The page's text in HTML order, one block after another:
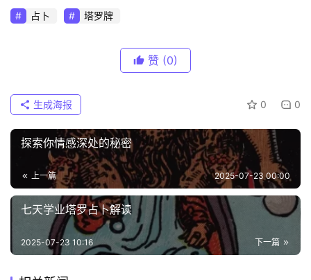
占卜 塔罗牌
赞 (0)
0 0
生成海报
探索你情感深处的秘密
上一篇 2025-07-23 00:00
七天学业塔罗占卜解读
下一篇
2025-07-23 10:16